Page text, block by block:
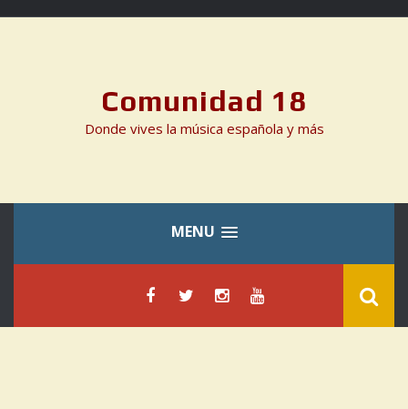
Comunidad 18
Donde vives la música española y más
MENU